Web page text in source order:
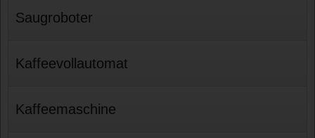
Saugroboter
Kaffeevollautomat
Kaffeemaschine